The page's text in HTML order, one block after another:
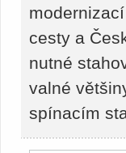
cesty a
nutné
valné
spínacím